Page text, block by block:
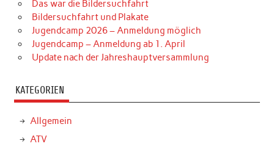
Das war die Bildersuchfahrt
Bildersuchfahrt und Plakate
Jugendcamp 2026 – Anmeldung möglich
Jugendcamp – Anmeldung ab 1. April
Update nach der Jahreshauptversammlung
KATEGORIEN
Allgemein
ATV